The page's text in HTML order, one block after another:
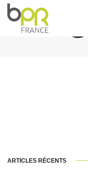
ARTICLES RÉCENTS